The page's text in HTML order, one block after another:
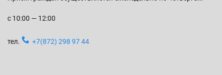
с 10:00 — 12:00
тел. +7(872) 298 97 44